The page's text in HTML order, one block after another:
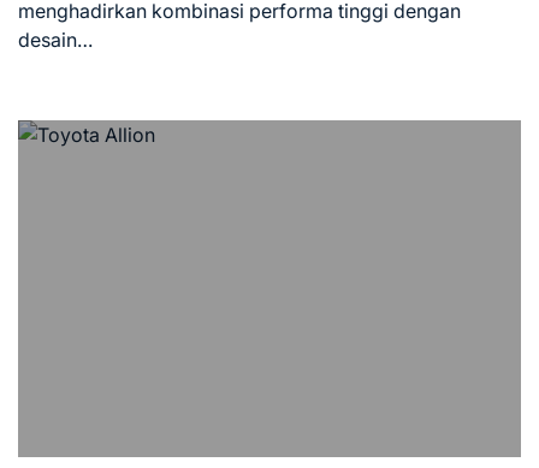
menghadirkan kombinasi performa tinggi dengan
desain…